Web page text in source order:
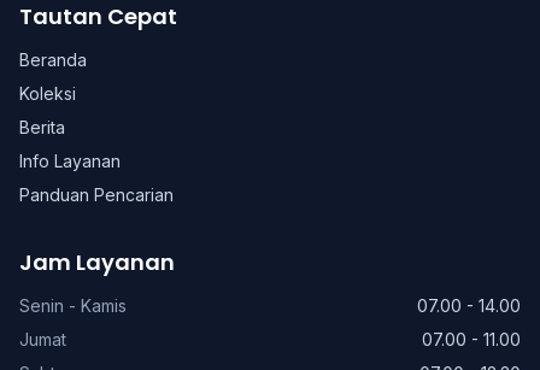
Tautan Cepat
Beranda
Koleksi
Berita
Info Layanan
Panduan Pencarian
Jam Layanan
Senin - Kamis
07.00 - 14.00
Jumat
07.00 - 11.00